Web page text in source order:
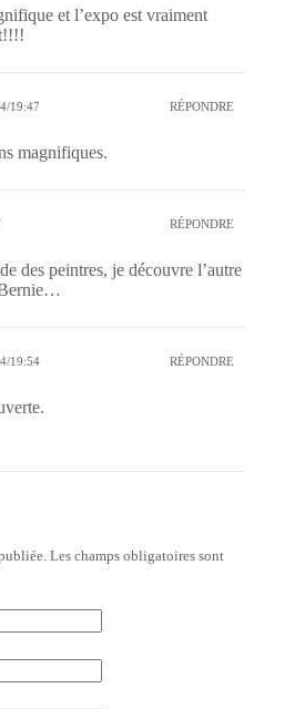
et l’expo est vraiment
19:47 RÉPONDRE
magnifiques.
RÉPONDRE
des peintres, je découvre l’autre
19:54 RÉPONDRE
Les champs obligatoires sont